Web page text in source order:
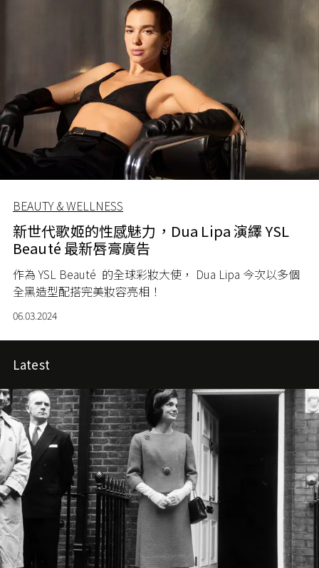
BEAUTY & WELLNESS
新世代歌姬的性感魅力，Dua Lipa 演繹 YSL
Beauté 最新唇膏廣告
作為YSL Beauté 的全球彩妝大使， Dua Lipa 今次以多個
全黑造型配搭完美妝容亮相！
06.03.2024
Latest